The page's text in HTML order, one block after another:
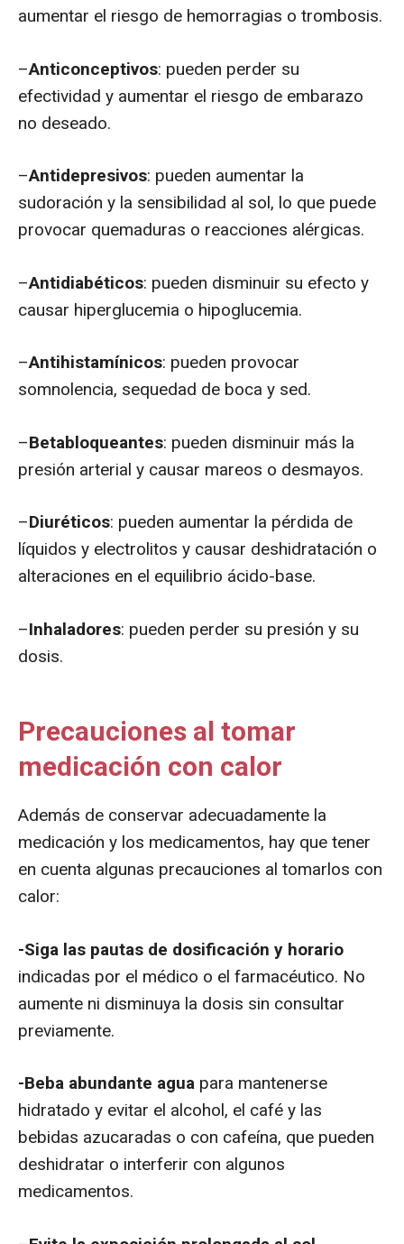
aumentar el riesgo de hemorragias o trombosis.
–Anticonceptivos: pueden perder su
efectividad y aumentar el riesgo de embarazo
no deseado.
–Antidepresivos: pueden aumentar la
sudoración y la sensibilidad al sol, lo que puede
provocar quemaduras o reacciones alérgicas.
–Antidiabéticos: pueden disminuir su efecto y
causar hiperglucemia o hipoglucemia.
–Antihistamínicos: pueden provocar
somnolencia, sequedad de boca y sed.
–Betabloqueantes: pueden disminuir más la
presión arterial y causar mareos o desmayos.
–Diuréticos: pueden aumentar la pérdida de
líquidos y electrolitos y causar deshidratación o
alteraciones en el equilibrio ácido-base.
–Inhaladores: pueden perder su presión y su
dosis.
Precauciones al tomar
medicación con calor
Además de conservar adecuadamente la
medicación y los medicamentos, hay que tener
en cuenta algunas precauciones al tomarlos con
calor:
-Siga las pautas de dosificación y horario
indicadas por el médico o el farmacéutico. No
aumente ni disminuya la dosis sin consultar
previamente.
-Beba abundante agua para mantenerse
hidratado y evitar el alcohol, el café y las
bebidas azucaradas o con cafeína, que pueden
deshidratar o interferir con algunos
medicamentos.